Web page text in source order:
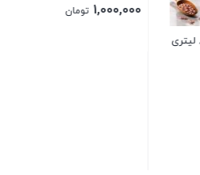
5,300,000 تومان